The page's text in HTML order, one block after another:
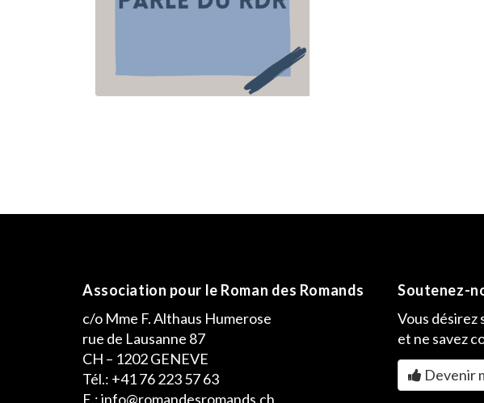
Association pour le Roman des Romands
c/o Mme F. Althaus Humerose
rue de Lausanne 87
CH – 1202 GENEVE
Tél.: +41 76 223 57 63
E.: info@romandesromands.ch
Soutenez-
Vous désirez
et ne savez
Devenir